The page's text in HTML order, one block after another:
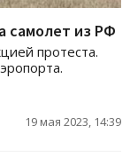
самолет из РФ
протеста.
19 мая 2023, 14:39